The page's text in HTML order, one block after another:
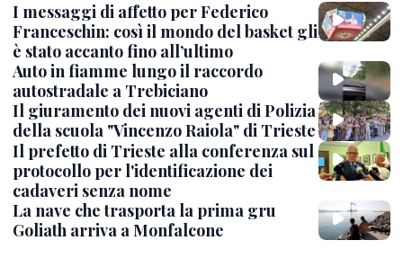
I messaggi di affetto per Federico
Franceschin: così il mondo del basket gli
è stato accanto fino all’ultimo
Auto in fiamme lungo il raccordo
autostradale a Trebiciano
Il giuramento dei nuovi agenti di Polizia
della scuola "Vincenzo Raiola" di Trieste
Il prefetto di Trieste alla conferenza sul
protocollo per l'identificazione dei
cadaveri senza nome
La nave che trasporta la prima gru
Goliath arriva a Monfalcone